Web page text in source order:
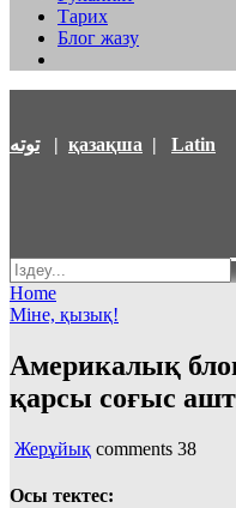
Тарих
Блог жазу
توتە| қазақша | Latin
Home
Міне, қызық!
Америкалық
қарсы соғыс
Жерұйық comments 38
Осы тектес: